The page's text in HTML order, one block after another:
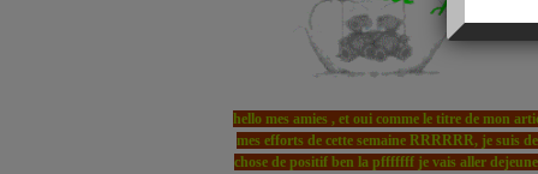
hello mes amies , et oui comme le titre de mon
mes efforts de cette semaine RRRRRR, je suis
chose de positif ben la pfffffff je vais aller